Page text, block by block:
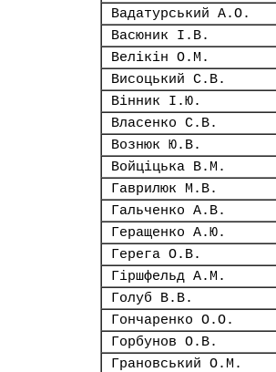
Вадатурський А.О.
Васюник І.В.
Велікін О.М.
Висоцький С.В.
Вінник І.Ю.
Власенко С.В.
Вознюк Ю.В.
Войціцька В.М.
Гаврилюк М.В.
Гальченко А.В.
Геращенко А.Ю.
Герега О.В.
Гіршфельд А.М.
Голуб В.В.
Гончаренко О.О.
Горбунов О.В.
Грановський О.М.